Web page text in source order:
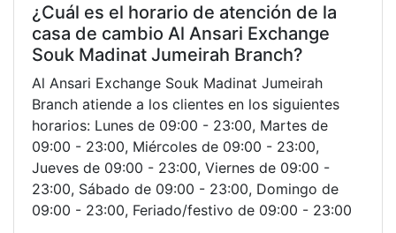
¿Cuál es el horario de atención de la
casa de cambio Al Ansari Exchange
Souk Madinat Jumeirah Branch?
Al Ansari Exchange Souk Madinat Jumeirah
Branch atiende a los clientes en los siguientes
horarios: Lunes de 09:00 - 23:00, Martes de
09:00 - 23:00, Miércoles de 09:00 - 23:00,
Jueves de 09:00 - 23:00, Viernes de 09:00 -
23:00, Sábado de 09:00 - 23:00, Domingo de
09:00 - 23:00, Feriado/festivo de 09:00 - 23:00